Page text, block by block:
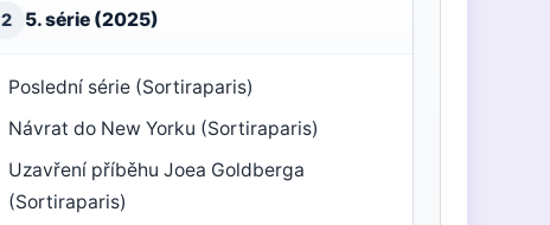
2 5. série (2025)
Poslední série (Sortiraparis)
Návrat do New Yorku (Sortiraparis)
Uzavření příběhu Joea Goldberga
(Sortiraparis)